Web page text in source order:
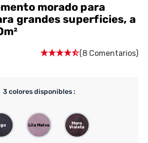
morado para
grandes superficies, a
(8 Comentarios)
3colores disponibles :
Lila Malva
Moro
Violeta